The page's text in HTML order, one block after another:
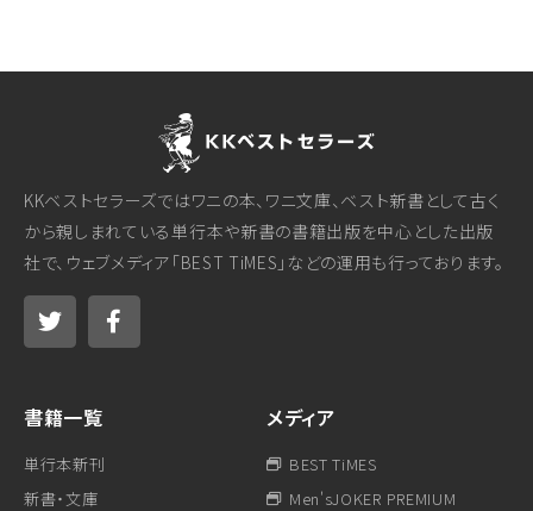
KKベストセラーズではワニの本、ワニ文庫、ベスト新書として古く
から親しまれている単行本や新書の書籍出版を中心とした出版
社で、ウェブメディア「BEST TiMES」などの運用も行っております。
書籍一覧
単行本新刊
新書・文庫
メディア
BEST TiMES
Men'sJOKER PREMIUM